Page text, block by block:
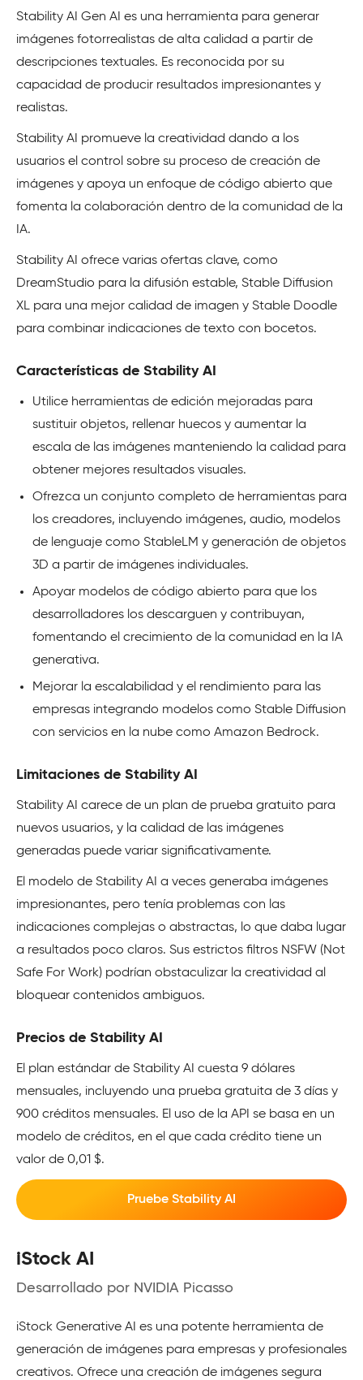
Stability AI Gen AI es una herramienta para generar
imágenes fotorrealistas de alta calidad a partir de
descripciones textuales. Es reconocida por su
capacidad de producir resultados impresionantes y
realistas.
Stability AI promueve la creatividad dando a los
usuarios el control sobre su proceso de creación de
imágenes y apoya un enfoque de código abierto que
fomenta la colaboración dentro de la comunidad de la
IA.
Stability AI ofrece varias ofertas clave, como
DreamStudio para la difusión estable, Stable Diffusion
XL para una mejor calidad de imagen y Stable Doodle
para combinar indicaciones de texto con bocetos.
Características de Stability AI
Utilice herramientas de edición mejoradas para
sustituir objetos, rellenar huecos y aumentar la
escala de las imágenes manteniendo la calidad para
obtener mejores resultados visuales.
Ofrezca un conjunto completo de herramientas para
los creadores, incluyendo imágenes, audio, modelos
de lenguaje como StableLM y generación de objetos
3D a partir de imágenes individuales.
Apoyar modelos de código abierto para que los
desarrolladores los descarguen y contribuyan,
fomentando el crecimiento de la comunidad en la IA
generativa.
Mejorar la escalabilidad y el rendimiento para las
empresas integrando modelos como Stable Diffusion
con servicios en la nube como Amazon Bedrock.
Limitaciones de Stability AI
Stability AI carece de un plan de prueba gratuito para
nuevos usuarios, y la calidad de las imágenes
generadas puede variar significativamente.
El modelo de Stability AI a veces generaba imágenes
impresionantes, pero tenía problemas con las
indicaciones complejas o abstractas, lo que daba lugar
a resultados poco claros. Sus estrictos filtros NSFW (Not
Safe For Work) podrían obstaculizar la creatividad al
bloquear contenidos ambiguos.
Precios de Stability AI
El plan estándar de Stability AI cuesta 9 dólares
mensuales, incluyendo una prueba gratuita de 3 días y
900 créditos mensuales. El uso de la API se basa en un
modelo de créditos, en el que cada crédito tiene un
valor de 0,01 $.
Pruebe Stability AI
iStock AI
Desarrollado por NVIDIA Picasso
iStock Generative AI es una potente herramienta de
generación de imágenes para empresas y profesionales
creativos. Ofrece una creación de imágenes segura